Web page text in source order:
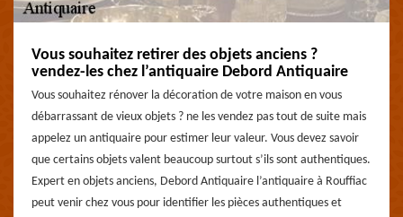
Vous souhaitez retirer des objets anciens ?
vendez-les chez l’antiquaire Debord Antiquaire
Vous souhaitez rénover la décoration de votre maison en vous
débarrassant de vieux objets ? ne les vendez pas tout de suite mais
appelez un antiquaire pour estimer leur valeur. Vous devez savoir
que certains objets valent beaucoup surtout s’ils sont authentiques.
Expert en objets anciens, Debord Antiquaire l’antiquaire à Rouffiac
peut venir chez vous pour identifier les pièces authentiques et